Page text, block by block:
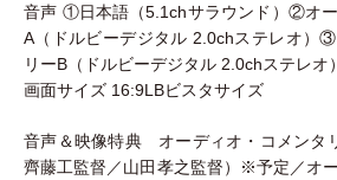
音声 ①日本語（5.1chサラウンド）②オ
A（ドルビーデジタル 2.0chステレオ）
リーB（ドルビーデジタル 2.0chステレオ）
画面サイズ 16:9LBビスタサイズ
音声＆映像特典 オーディオ・コメンタ
齊藤工監督／山田孝之監督）※予定／オ